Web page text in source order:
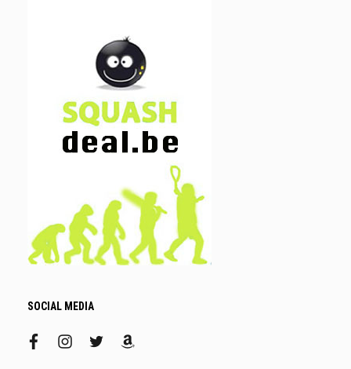
SOCIAL MEDIA
facebookinstagram
twitteramazon